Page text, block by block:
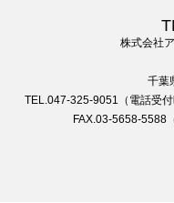
株式会社
千葉
TEL.047-325-9051（電話受
FAX.03-5658-5588